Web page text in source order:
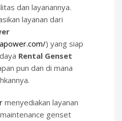
dan layanannya.
layanan dari
) yang siap
Rental Genset
pun dan di mana
menyediakan layanan
genset